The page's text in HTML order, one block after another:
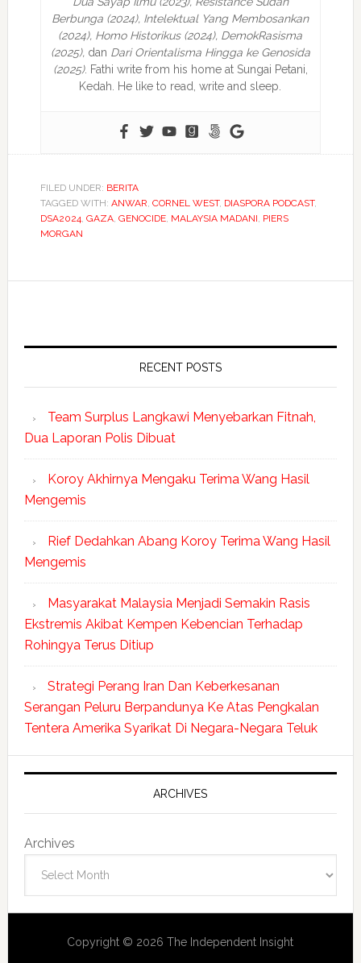
Berbunga (2024), Intelektual Yang Membosankan
(2024), Homo Historikus (2024), DemokRasisma
(2025), dan Dari Orientalisma Hingga ke Genosida
(2025). Fathi write from his home at Sungai Petani,
Kedah. He like to read, write and sleep.
FILED UNDER: BERITA
TAGGED WITH: ANWAR, CORNEL WEST, DIASPORA PODCAST,
DSA2024, GAZA, GENOCIDE, MALAYSIA MADANI, PIERS
MORGAN
RECENT POSTS
Team Surplus Langkawi Menyebarkan Fitnah,
Dua Laporan Polis Dibuat
Koroy Akhirnya Mengaku Terima Wang Hasil
Mengemis
Rief Dedahkan Abang Koroy Terima Wang Hasil
Mengemis
Masyarakat Malaysia Menjadi Semakin Rasis
Ekstremis Akibat Kempen Kebencian Terhadap
Rohingya Terus Ditiup
Strategi Perang Iran Dan Keberkesanan
Serangan Peluru Berpandunya Ke Atas Pengkalan
Tentera Amerika Syarikat Di Negara-Negara Teluk
ARCHIVES
Archives
Copyright © 2026 The Independent Insight